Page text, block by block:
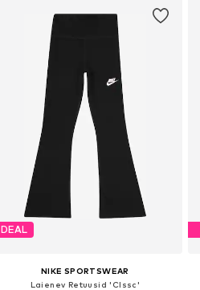
DEAL
NIKE SPORTSWEAR
Laienev Retuusid 'Clssc'